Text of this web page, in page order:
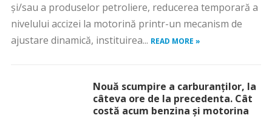
şi/sau a produselor petroliere, reducerea temporară a
nivelului accizei la motorină printr-un mecanism de
ajustare dinamică, instituirea... READ MORE »
Nouă scumpire a carburanților, la
câteva ore de la precedenta. Cât
costă acum benzina și motorina